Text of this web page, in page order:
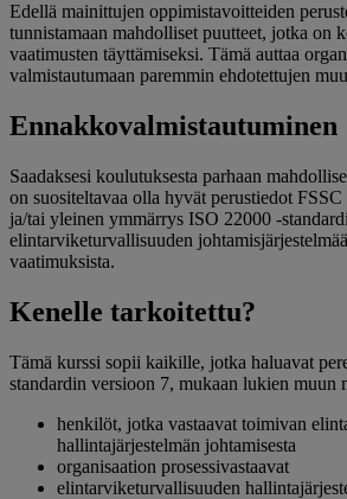
Edellä mainittujen oppimistavoitteiden
tunnistamaan mahdolliset puutteet, jotka on
vaatimusten täyttämiseksi. Tämä auttaa
valmistautumaan paremmin ehdotettujen
Ennakkovalmistautuminen
Saadaksesi koulutuksesta parhaan
on suositeltavaa olla hyvät perustiedot FSSC
ja/tai yleinen ymmärrys ISO 22000
elintarviketurvallisuuden
vaatimuksista.
Kenelle tarkoitettu?
Tämä kurssi sopii kaikille, jotka haluavat
standardin versioon 7, mukaan lukien muun
henkilöt, jotka vastaavat toimivan
hallintajärjestelmän johtamisesta
organisaation prosessivastaavat
elintarviketurvallisuuden